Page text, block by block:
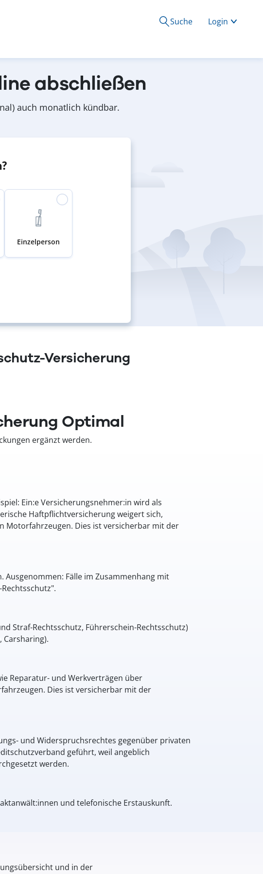
Suche
Login
abschließen
auch monatlich kündbar.
Einzelperson
Versicherung
Optimal
ergänzt werden.
­Ein:e Versicherungsnehmer:in wird als
Haftpflichtversicherung weigert sich,
Motorfahrzeugen. Dies ist versicherbar mit der
Fälle im Zusammenhang mit
Straf-Rechtsschutz, Führerschein-Rechtsschutz)
Carsharing).
Reparatur- und Werkverträgen über
Dies ist versicherbar mit der
und Widerspruchsrechtes gegenüber privaten
geführt, weil angeblich
werden.
und telefonische Erstauskunft.
und in der